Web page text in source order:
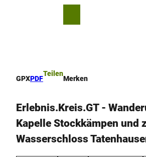
GPXPDF
Teilen
Merken
Erlebnis.Kreis.GT -
Kapelle Stockkämpen und
Wasserschloss